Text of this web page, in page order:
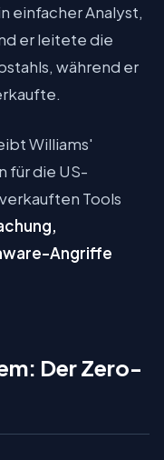
einfacher Analyst,
er leitete die
während er
Williams'
für die US-
Tools
Angriffe
Der Zero-